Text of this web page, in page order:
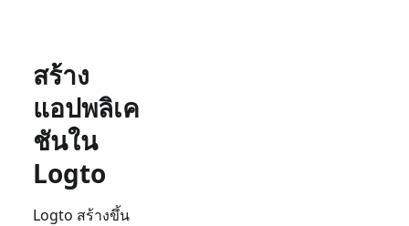
สร้าง
แอปพลิเค
ชันใน
Logto
Logto สร้างขึ้น